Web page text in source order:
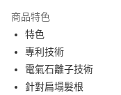
1.分期款項不併入電信帳單
2.透過簡訊連結打開帳單後
帳／街口支付／iPASS
【注意事項】
1.本服務係由「台灣大哥大
【「AFTEE先享後付」結帳
１．於結帳方式選擇「
結帳頁面，進行簡訊認證並
２．訂單成立數日內，您將
３．收到繳費通知簡訊後14
ATM／網路銀行／等多元
每筆NT$70，滿NT$899(
每筆NT$70，滿NT$899(
宅配
商品特色
特色
專利技術
電氣石離子技術
針對扁塌髮根